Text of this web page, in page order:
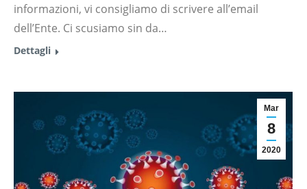
informazioni, vi consigliamo di scrivere all’email
dell’Ente. Ci scusiamo sin da…
Dettagli
Mar
8
2020